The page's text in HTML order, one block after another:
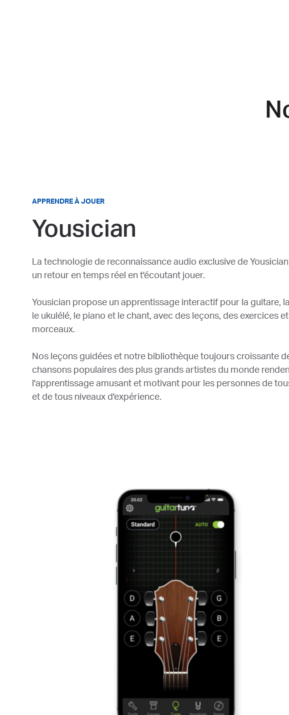
APPRENDRE À JOUER
Yousician
La technologie de reconnaissance audio exclusive de
un retour en temps réel en t'écoutant jouer.
Yousician propose un apprentissage interactif pour la guitare,
le ukulélé, le piano et le chant, avec des leçons, des exercices
morceaux.
Nos leçons guidées et notre bibliothèque toujours croissante
chansons populaires des plus grands artistes du monde
l'apprentissage amusant et motivant pour les personnes de
et de tous niveaux d'expérience.